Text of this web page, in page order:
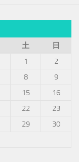
土
日
1
2
8
9
15
16
22
23
29
30